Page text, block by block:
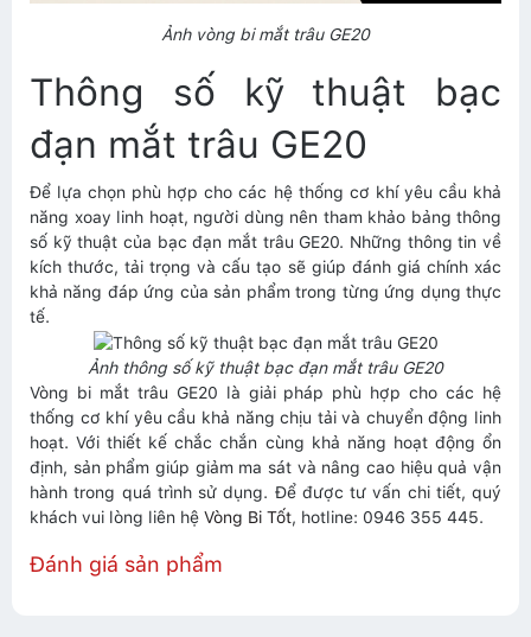
Ảnh vòng bi mắt trâu GE20
Thông số kỹ thuật bạc
đạn mắt trâu GE20
Để lựa chọn phù hợp cho các hệ thống cơ khí yêu cầu khả
năng xoay linh hoạt, người dùng nên tham khảo bảng thông
số kỹ thuật của bạc đạn mắt trâu GE20. Những thông tin về
kích thước, tải trọng và cấu tạo sẽ giúp đánh giá chính xác
khả năng đáp ứng của sản phẩm trong từng ứng dụng thực
tế.
Ảnh thông số kỹ thuật bạc đạn mắt trâu GE20
Vòng bi mắt trâu GE20 là giải pháp phù hợp cho các hệ
thống cơ khí yêu cầu khả năng chịu tải và chuyển động linh
hoạt. Với thiết kế chắc chắn cùng khả năng hoạt động ổn
định, sản phẩm giúp giảm ma sát và nâng cao hiệu quả vận
hành trong quá trình sử dụng. Để được tư vấn chi tiết, quý
khách vui lòng liên hệ Vòng Bi Tốt, hotline: 0946 355 445.
Đánh giá sản phẩm